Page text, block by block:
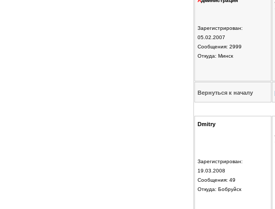
Зарегистрирован:
05.02.2007
Сообщения: 2999
Откуда: Минск
Вернуться к началу
Dmitry
Зарегистрирован:
19.03.2008
Сообщения: 49
Откуда: Бобруйск